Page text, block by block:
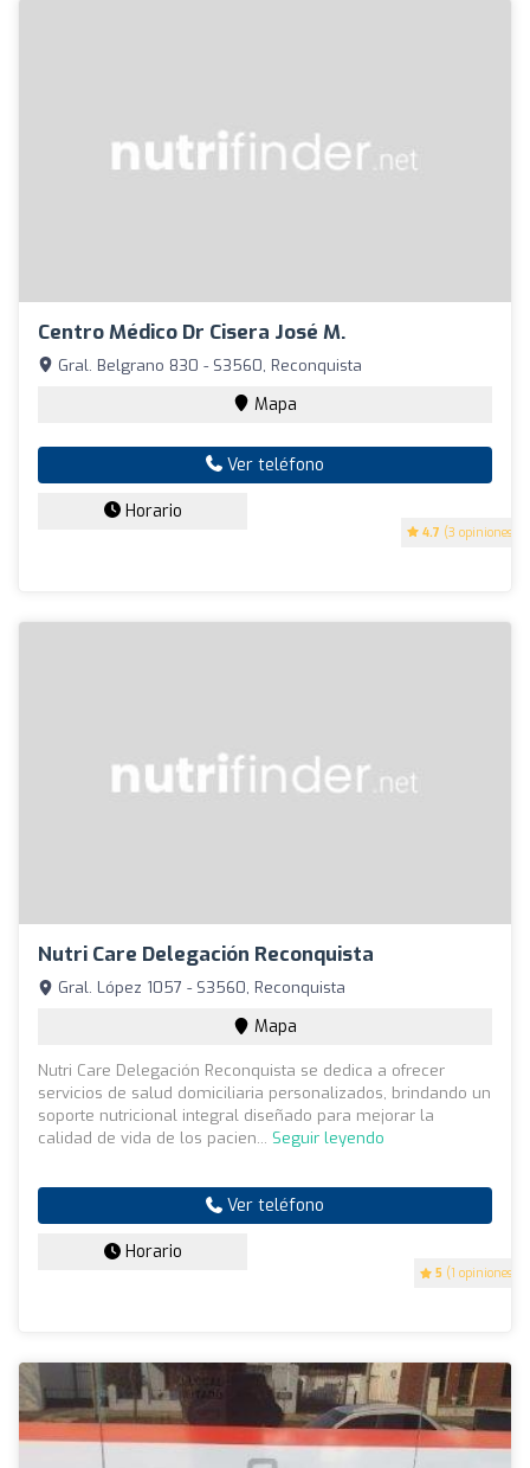
Centro Médico Dr Cisera José M.
4.7 (3 opiniones)
Gral. Belgrano 830 - S3560, Reconquista
Mapa
Ver teléfono
Horario
Nutri Care Delegación Reconquista
5 (1 opiniones)
Gral. López 1057 - S3560, Reconquista
Mapa
Nutri Care Delegación Reconquista se dedica a ofrecer
servicios de salud domiciliaria personalizados, brindando un
soporte nutricional integral diseñado para mejorar la
calidad de vida de los pacien... Seguir leyendo
Ver teléfono
Horario